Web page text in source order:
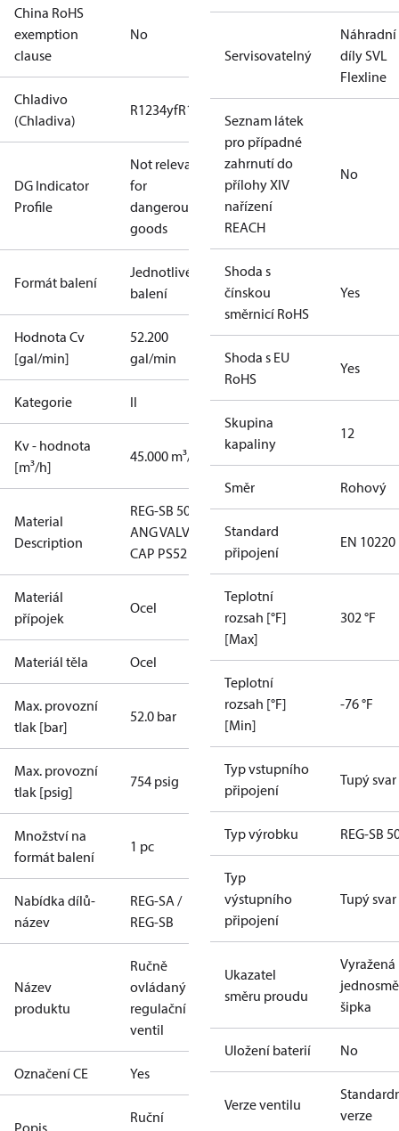
China RoHS
exemption
clause
No
Chladivo
(Chladiva)
R1234yfR1234ze(E)
DG Indicator
Profile
Not relevant
for
dangerous
goods
Formát balení
Jednotlivé
balení
Hodnota Cv
[gal/min]
52.200
gal/min
Kategorie II
Kv - hodnota
[m³/h]
45.000 m³/h
Material
Description
REG-SB 50 D
ANG VALVE
CAP PS52
Materiál
přípojek
Ocel
Materiál těla Ocel
Max. provozní
tlak [bar]
52.0 bar
Max. provozní
tlak [psig]
754 psig
Množství na
formát balení
1 pc
Nabídka dílů-
název
REG-SA /
REG-SB
Název
produktu
Ručně
ovládaný
regulační
ventil
Označení CE Yes
Popis
Ruční
Servisovatelný
Náhradní
díly SVL
Flexline
Seznam látek
pro případné
zahrnutí do
přílohy XIV
nařízení
REACH
No
Shoda s
čínskou
směrnicí RoHS
Yes
Shoda s EU
RoHS
Yes
Skupina
kapaliny
12
Směr Rohový
Standard
připojení
EN 10220
Teplotní
rozsah [°F]
[Max]
302 °F
Teplotní
rozsah [°F]
[Min]
-76 °F
Typ vstupního
připojení
Tupý svar
Typ výrobku REG-SB
Typ
výstupního
připojení
Tupý svar
Ukazatel
směru proudu
Vyražená
šipka
Uložení baterií No
Verze ventilu
verze